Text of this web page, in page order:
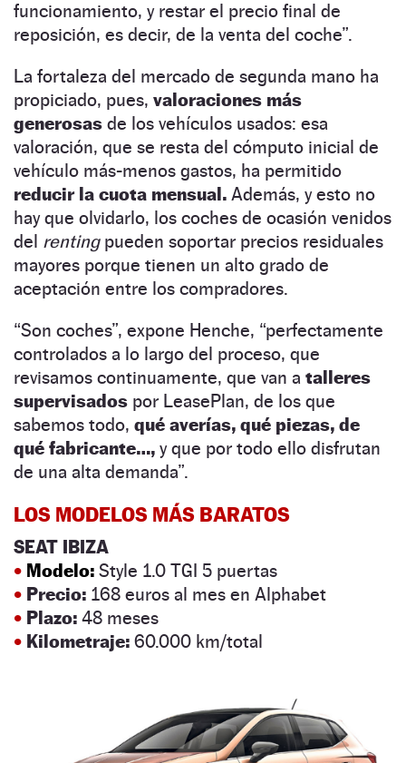
funcionamiento, y restar el precio final de
reposición, es decir, de la venta del coche”.
La fortaleza del mercado de segunda mano ha
propiciado, pues, valoraciones más
generosas de los vehículos usados: esa
valoración, que se resta del cómputo inicial de
vehículo más-menos gastos, ha permitido
reducir la cuota mensual. Además, y esto no
hay que olvidarlo, los coches de ocasión venidos
del rentingpueden soportar precios residuales
mayores porque tienen un alto grado de
aceptación entre los compradores.
“Son coches”, expone Henche, “perfectamente
controlados a lo largo del proceso, que
revisamos continuamente, que van a talleres
supervisados por LeasePlan, de los que
sabemos todo, qué averías, qué piezas, de
qué fabricante…, y que por todo ello disfrutan
de una alta demanda”.
LOS MODELOS MÁS BARATOS
SEAT IBIZA
• Modelo: Style 1.0 TGI 5 puertas
• Precio: 168 euros al mes en Alphabet
• Plazo: 48 meses
• Kilometraje: 60.000 km/total